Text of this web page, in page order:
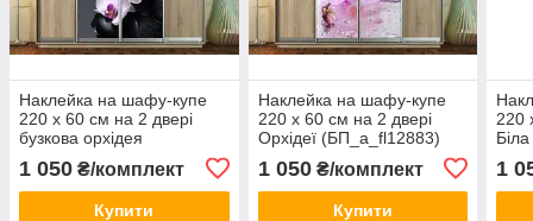
Наклейка на шафу-купе
220 х 60 см на 2 двері
бузкова орхідея
1 050 ₴/комплект
Купити
Наклейка на шафу-купе
220 х 60 см на 2 двері
Орхідеї (БП_а_fl12883)
1 050₴/комплект
Купити
220
1